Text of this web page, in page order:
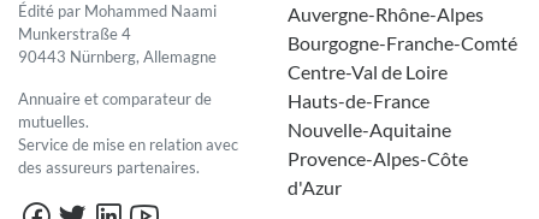
Édité par Mohammed Naami
Munkerstraße 4
90443 Nürnberg, Allemagne
Annuaire et comparateur de
mutuelles.
Service de mise en relation avec
des assureurs partenaires.
Auvergne-Rhône-Alpes
Bourgogne-Franche-Comté
Centre-Val de Loire
Hauts-de-France
Nouvelle-Aquitaine
Provence-Alpes-Côte
d'Azur